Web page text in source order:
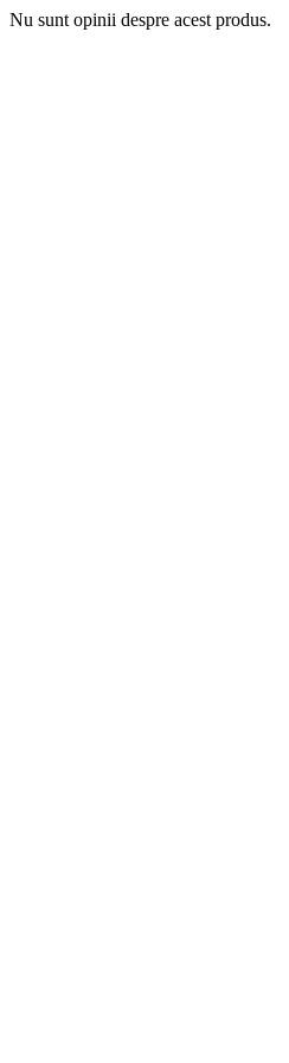
Nu sunt opinii despre acest produs.